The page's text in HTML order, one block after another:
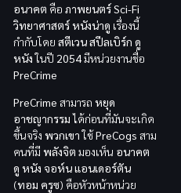
อนาคต คือ ภาพยนตร์Sci-Fi
วิทยาศาสตร์หนังน่าดู เรื่องนี้
กำกับโดย สตีเวน สปีลเบิร์ก ดู
หนังในปี 2054มีหน่วยงานชื่อ
PreCrime
PreCrime สามารถ หยุด
อาชญากรรมได้ก่อนที่มันจะเกิด
ขึ้นจริง พวกเขาใช้PreCogs สาม
คนที่มี พลังจิต มองเห็น อนาคต
ดู หนัง จอห์น แอนเดอร์ตัน
(ทอม ครูซ) คือหัวหน้าหน่วย